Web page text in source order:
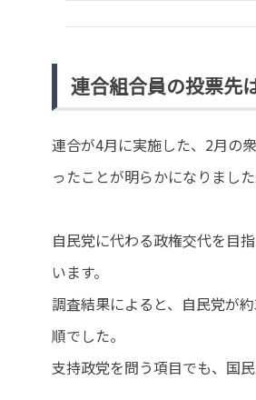
連合組合員の投票先
連合が4月に実施した、2月の
ったことが明らかになりました
自民党に代わる政権交代を目
います。
調査結果によると、自民党が
順でした。
支持政党を問う項目でも、国